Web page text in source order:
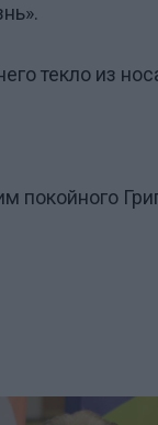
текло из
покойного